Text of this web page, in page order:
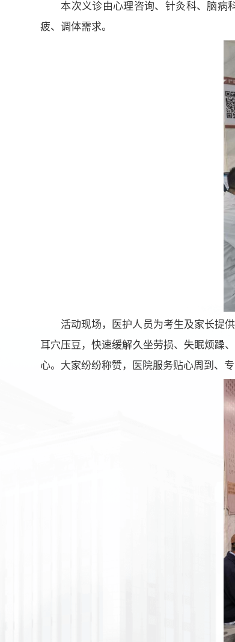
本次义诊由心理咨询、针灸科、脑
疲、调体需求。
活动现场，医护人员为考生及家长提
耳穴压豆，快速缓解久坐劳损、失眠烦躁
心。大家纷纷称赞，医院服务贴心周到、